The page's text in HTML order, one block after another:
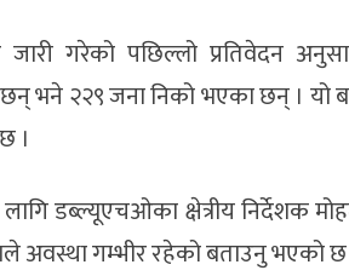
गरेको पछिल्लो प्रतिवेदन
भने २२९ जना निको भएका छन् । यो
।
डब्ल्यूएचओका क्षेत्रीय निर्देशक
अवस्था गम्भीर रहेको बताउनु भएको छ